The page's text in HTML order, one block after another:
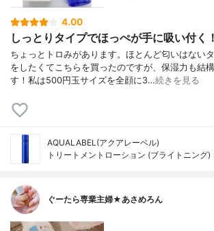
4.00
しっとりタイプでほっぺが手に吸い付く！
ちょっとトロみがあります。ほとんど匂いはない
をしたくてこちらを買ったのですが、保湿力も結
す！私は500円玉サイズを全顔に3…続きを見る
AQUALABEL(アクアレーベル)
トリートメントローション (ブライトニング)
ぐーたら専業主婦★あさめろん